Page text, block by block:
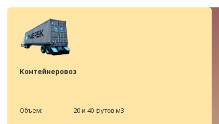
Контейнеровоз
Объем: 20 и 40 футов м3